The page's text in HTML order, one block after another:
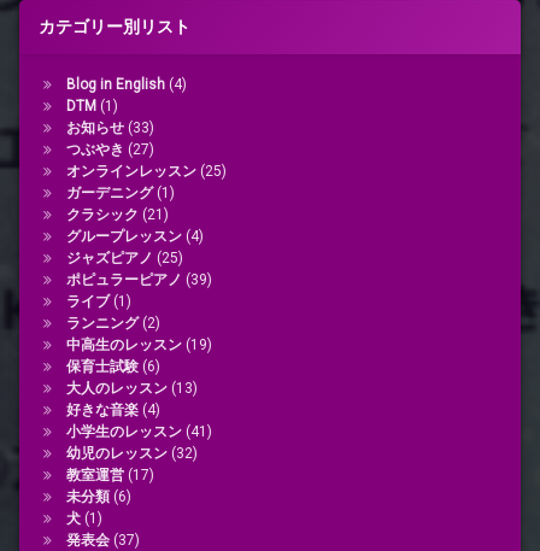
カテゴリー別リスト
Blog in English(4)
DTM(1)
お知らせ(33)
つぶやき (27)
オンラインレッスン(25)
ガーデニング(1)
クラシック (21)
グループレッスン(4)
ジャズピアノ (25)
ポピュラーピアノ (39)
ライブ(1)
ランニング(2)
中高生のレッスン(19)
保育士試験(6)
大人のレッスン(13)
好きな音楽(4)
小学生のレッスン(41)
幼児のレッスン(32)
教室運営(17)
未分類(6)
犬(1)
発表会(37)